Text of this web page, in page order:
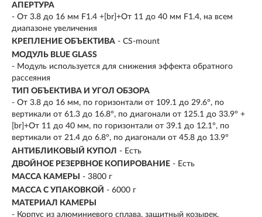
АПЕРТУРА
- От 3.8 до 16 мм F1.4 +[br]+От 11 до 40 мм F1.4, на всем
диапазоне увеличения
КРЕПЛЕНИЕ ОБЪЕКТИВА - CS-mount
МОДУЛЬ BLUE GLASS
- Модуль используется для снижения эффекта обратного
рассеяния
ТИП ОБЪЕКТИВА И УГОЛ ОБЗОРА
- От 3.8 до 16 мм, по горизонтали от 109.1 до 29.6°, по
вертикали от 61.3 до 16.8°, по диагонали от 125.1 до 33.9° +
[br]+От 11 до 40 мм, по горизонтали от 39.1 до 12.1°, по
вертикали от 21.4 до 6.8°, по диагонали от 45.8 до 13.9°
АНТИБЛИКОВЫЙ КУПОЛ - Есть
ДВОЙНОЕ РЕЗЕРВНОЕ КОПИРОВАНИЕ - Есть
МАССА КАМЕРЫ
- 3800 г
МАССА С УПАКОВКОЙ - 6000 г
МАТЕРИАЛ КАМЕРЫ
- Корпус из алюминиевого сплава, защитный козырек,